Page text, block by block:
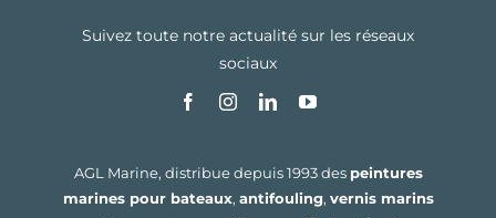
Suivez toute notre actualité sur les réseaux
sociaux
AGL Marine, distribue depuis 1993 des peintures
marines pour bateaux, antifouling, vernis marins